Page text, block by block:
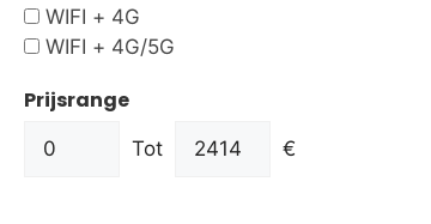
WIFI + 4G
WIFI + 4G/5G
Prijsrange
Tot €